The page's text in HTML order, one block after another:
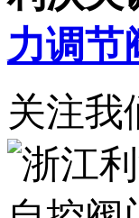
力调节
关注我